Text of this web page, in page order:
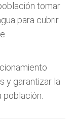
tomar
para cubrir
y garantizar la